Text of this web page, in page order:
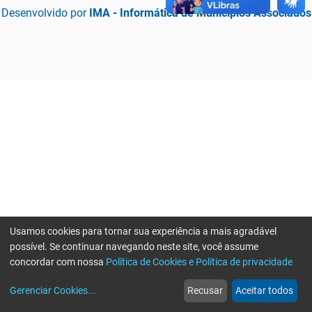
Desenvolvido por IMA - Informática de Municípios Associados
web
Notícias
more_horiz
Mais
Usamos cookies para tornar sua experiência a mais agradável
possível. Se continuar navegando neste site, você assume
concordar com nossa Política de Cookies e Política de privacidade
Gerenciar Cookies... Recusar Aceitar todos
Erro ao enviar informações, por favor tente novamente